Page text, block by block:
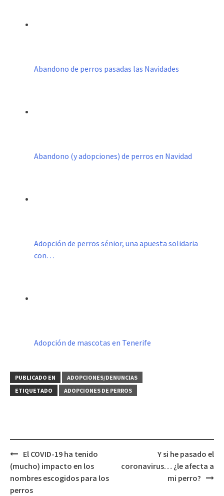
Abandono de perros pasadas las Navidades
Abandono (y adopciones) de perros en Navidad
Adopción de perros sénior, una apuesta solidaria
con…
Adopción de mascotas en Tenerife
PUBLICADO EN
ADOPCIONES/DENUNCIAS
ETIQUETADO
ADOPCIONES DE PERROS
Navegación
de
entradas
El COVID-19 ha tenido
(mucho) impacto en los
nombres escogidos para los
perros
Y si he pasado el
coronavirus… ¿le afecta a
mi perro?